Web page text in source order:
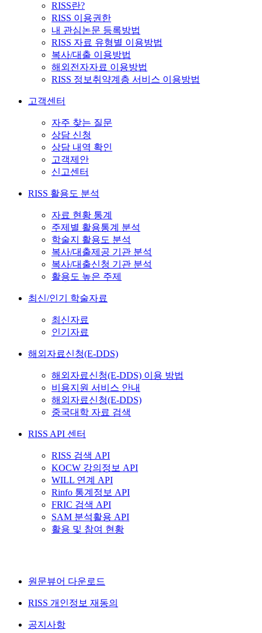
RISS란?
RISS 이용권한
내 관심논문 등록방법
RISS 자료 유형별 이용방법
복사/대출 이용방법
해외전자자료 이용방법
RISS 정보취약계층 서비스 이용방법
고객센터
자주 찾는 질문
상담 신청
상담 내역 확인
고객제안
신고센터
RISS 활용도 분석
자료 현황 통계
주제별 활용통계 분석
학술지 활용도 분석
복사/대출제공 기관 분석
복사/대출신청 기관 분석
활용도 높은 주제
최신/인기 학술자료
최신자료
인기자료
해외자료신청(E-DDS)
해외자료신청(E-DDS) 이용 방법
비용지원 서비스 안내
해외자료신청(E-DDS)
중국대학 자료 검색
RISS API 센터
RISS 검색 API
KOCW 강의정보 API
WILL 연계 API
Rinfo 통계정보 API
FRIC 검색 API
SAM 분석활용 API
활용 및 참여 현황
원문뷰어 다운로드
RISS 개인정보 재동의
공지사항